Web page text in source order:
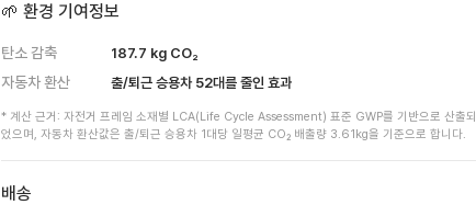
🌱 환경 기여정보
탄소 감축 187.7 kg CO₂
자동차 환산 출/퇴근 승용차 52대를 줄인 효과
* 계산 근거: 자전거 프레임 소재별 LCA(Life Cycle Assessment) 표준 GWP를 기반으로 산출되
었으며, 자동차 환산값은 출/퇴근 승용차 1대당 일평균 CO₂ 배출량 3.61kg을 기준으로 합니다.
배송